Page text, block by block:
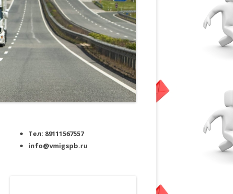
Тел: 89111567557
info@vmigspb.ru